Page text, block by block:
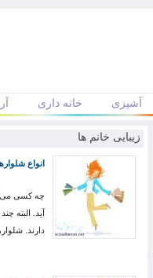
آشپزی خانه داری
زیبایی خانم ها
انواع
چه کسی می
آید. البته
دارند.